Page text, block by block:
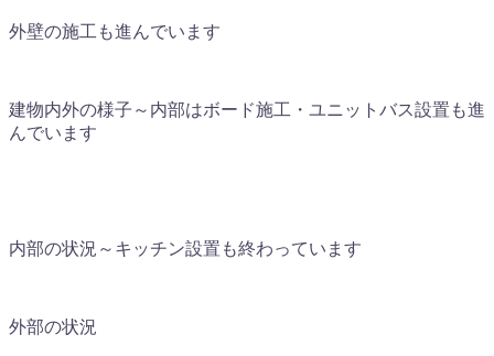
外壁の施工も進んでいます
建物内外の様子～内部はボード施工・ユニットバス設置も進
んでいます
内部の状況～キッチン設置も終わっています
外部の状況